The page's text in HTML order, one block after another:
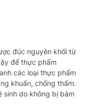
đúc nguyên khối từ
để thực phẩm
các loại thực phẩm
khuẩn, chống thấm.
sinh do không bị bám